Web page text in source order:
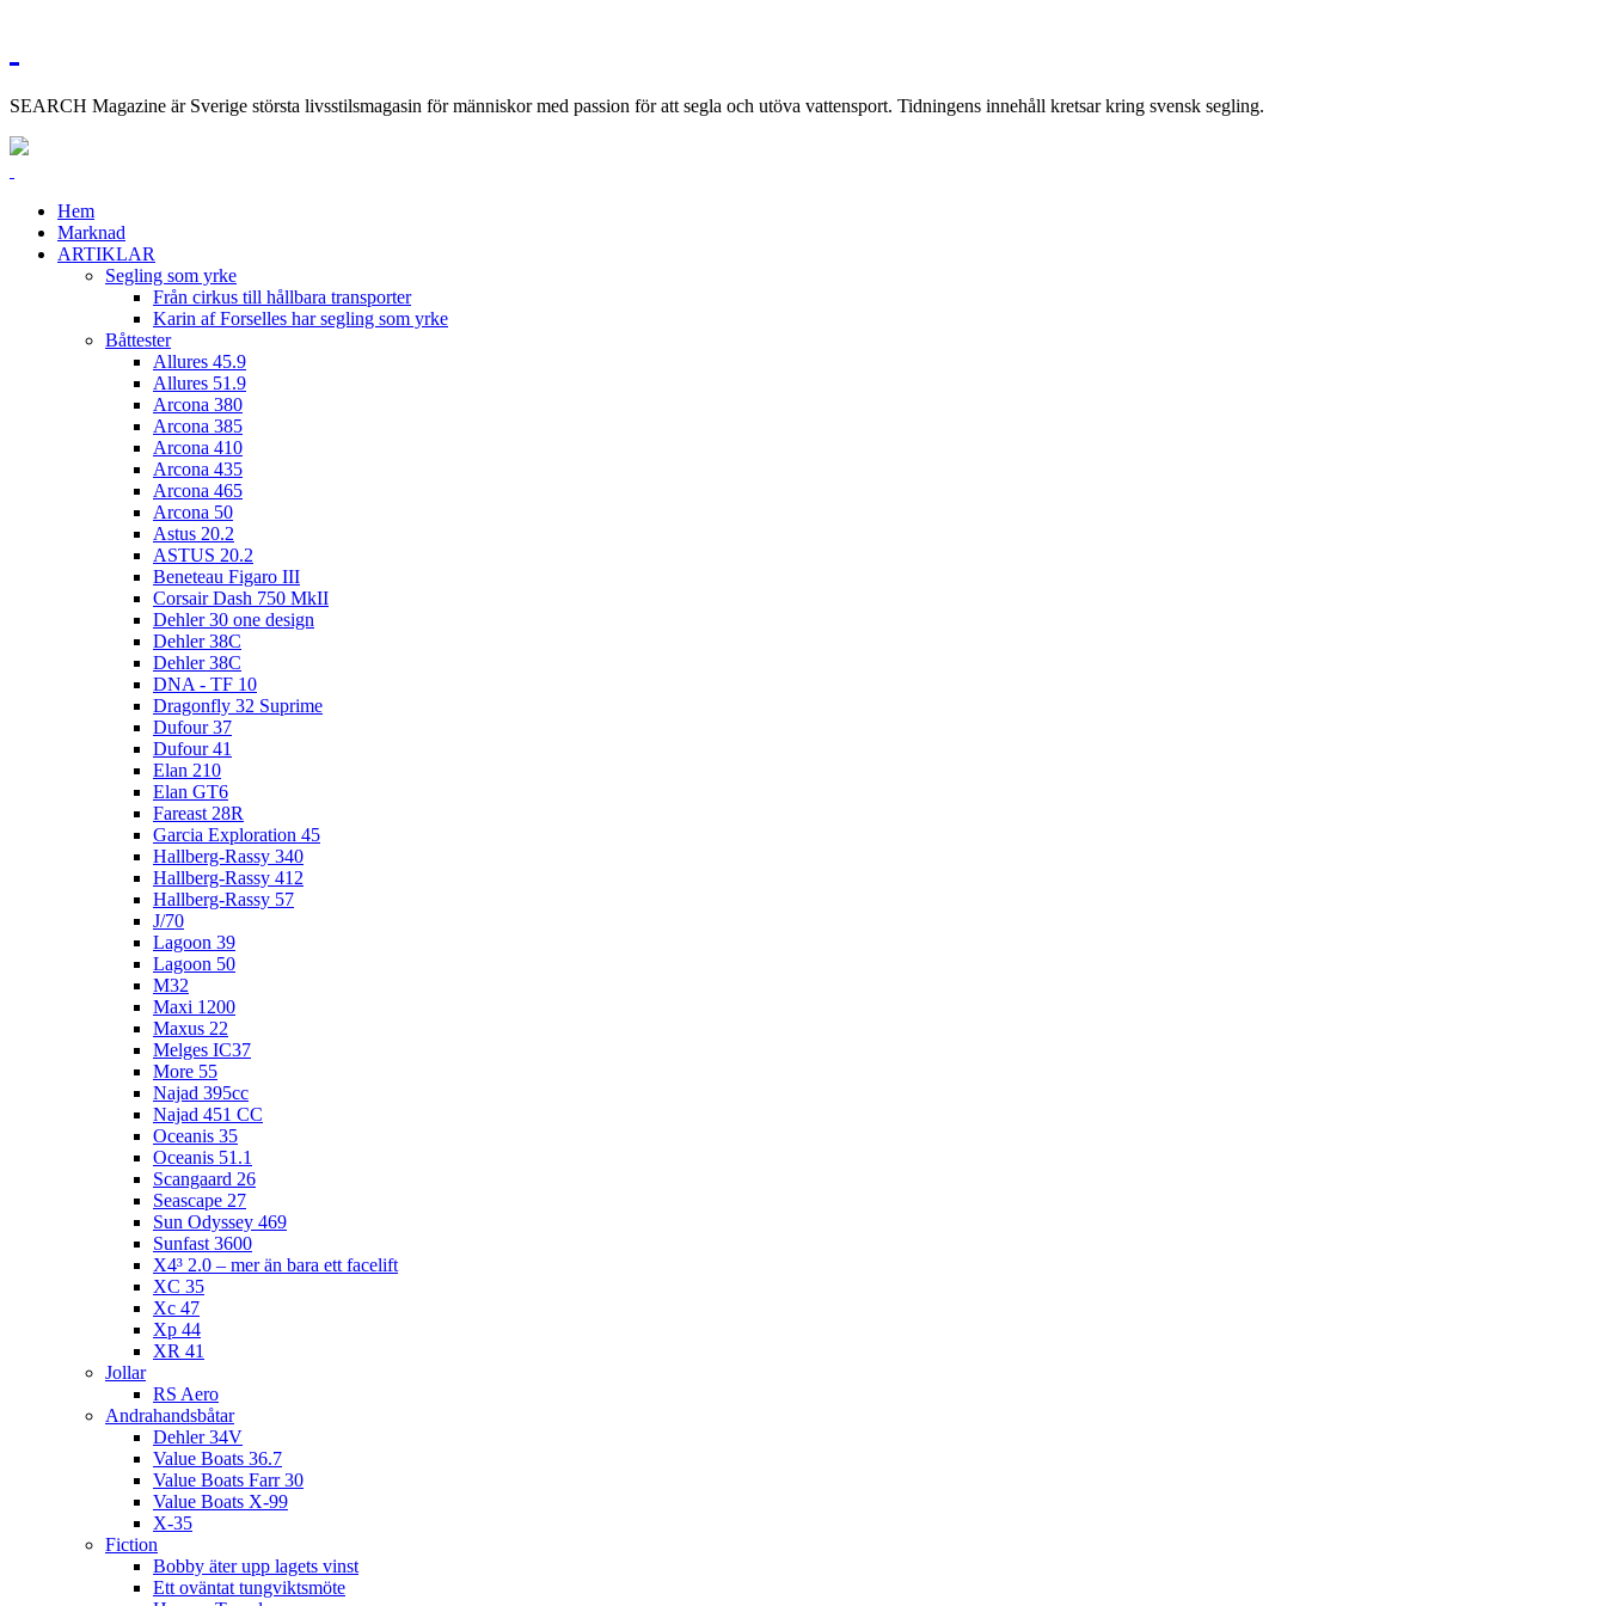
SEARCH Magazine är Sverige största livsstilsmagasin för människor med passion för att segla och utöva vattensport. Tidningens innehåll kretsar kring svensk segling.
Hem
Marknad
ARTIKLAR
Segling som yrke
Från cirkus till hållbara transporter
Karin af Forselles har segling som yrke
Båttester
Allures 45.9
Allures 51.9
Arcona 380
Arcona 385
Arcona 410
Arcona 435
Arcona 465
Arcona 50
Astus 20.2
ASTUS 20.2
Beneteau Figaro III
Corsair Dash 750 MkII
Dehler 30 one design
Dehler 38C
Dehler 38C
DNA - TF 10
Dragonfly 32 Suprime
Dufour 37
Dufour 41
Elan 210
Elan GT6
Fareast 28R
Garcia Exploration 45
Hallberg-Rassy 340
Hallberg-Rassy 412
Hallberg-Rassy 57
J/70
Lagoon 39
Lagoon 50
M32
Maxi 1200
Maxus 22
Melges IC37
More 55
Najad 395cc
Najad 451 CC
Oceanis 35
Oceanis 51.1
Scangaard 26
Seascape 27
Sun Odyssey 469
Sunfast 3600
X4³ 2.0 – mer än bara ett facelift
XC 35
Xc 47
Xp 44
XR 41
Jollar
RS Aero
Andrahandsbåtar
Dehler 34V
Value Boats 36.7
Value Boats Farr 30
Value Boats X-99
X-35
Fiction
Bobby äter upp lagets vinst
Ett oväntat tungviktsmöte